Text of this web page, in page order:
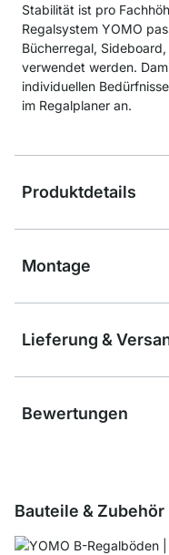
Stabilität ist pro
Regalsystem YOMO
Bücherregal,
verwendet werden.
individuellen
im Regalplaner an.
Produktdetails
Montage
Lieferung &
Bewertungen
Bauteile & Zubehör